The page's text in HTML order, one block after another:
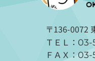
〒136-0072
ＴＥＬ： 03-
ＦＡＸ： 03-